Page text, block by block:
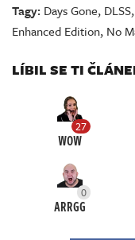
Tagy: Days Gone, DLSS,
Enhanced Edition, No
LÍBIL SE TI
27
WOW
0
ARRGG